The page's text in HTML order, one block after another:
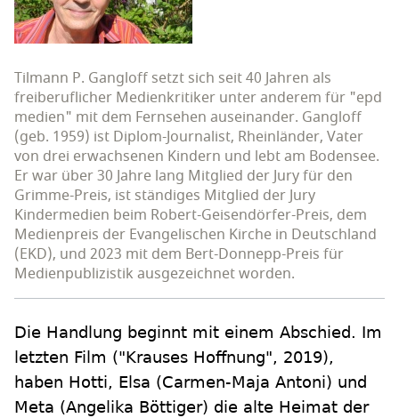
Tilmann P. Gangloff setzt sich seit 40 Jahren als
freiberuflicher Medienkritiker unter anderem für "epd
medien" mit dem Fernsehen auseinander. Gangloff
(geb. 1959) ist Diplom-Journalist, Rheinländer, Vater
von drei erwachsenen Kindern und lebt am Bodensee.
Er war über 30 Jahre lang Mitglied der Jury für den
Grimme-Preis, ist ständiges Mitglied der Jury
Kindermedien beim Robert-Geisendörfer-Preis, dem
Medienpreis der Evangelischen Kirche in Deutschland
(EKD), und 2023 mit dem Bert-Donnepp-Preis für
Medienpublizistik ausgezeichnet worden.
Die Handlung beginnt mit einem Abschied. Im
letzten Film ("Krauses Hoffnung", 2019),
haben Hotti, Elsa (Carmen-Maja Antoni) und
Meta (Angelika Böttiger) die alte Heimat der